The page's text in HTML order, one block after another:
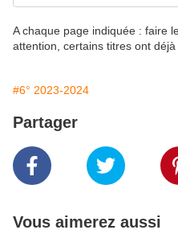
A chaque page indiquée : faire
attention, certains titres ont déjà
#6° 2023-2024
Partager
Vous aimerez aussi